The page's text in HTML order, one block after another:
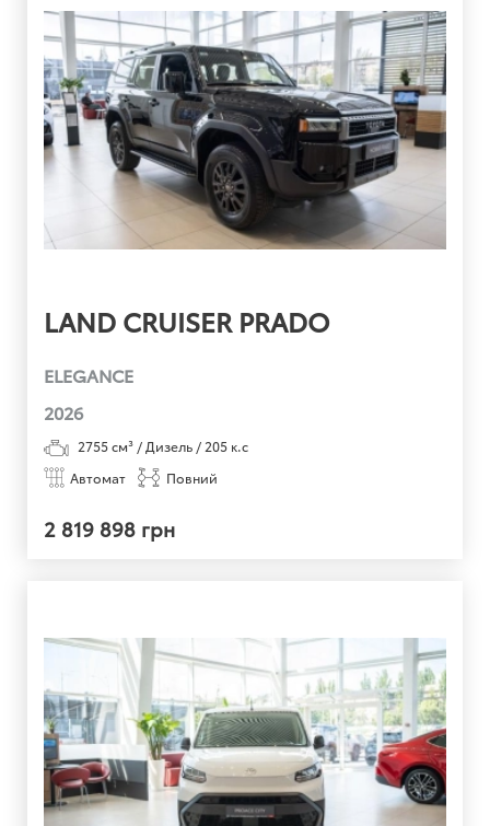
LAND CRUISER PRADO
ELEGANCE
2026
2755см³ / Дизель / 205 к.с
Автомат
Повний
2 819 898 грн